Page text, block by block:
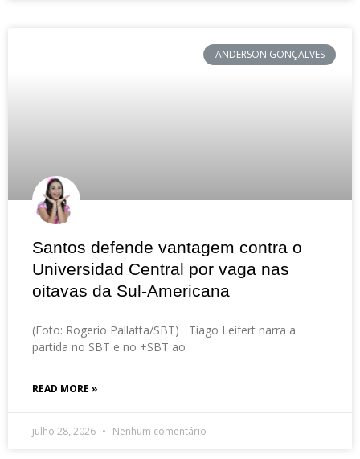
ANDERSON GONÇALVES
Santos defende vantagem contra o
Universidad Central por vaga nas
oitavas da Sul-Americana
(Foto: Rogerio Pallatta/SBT) Tiago Leifert narra a
partida no SBT e no +SBT ao
READ MORE »
julho 28, 2026 Nenhum comentário